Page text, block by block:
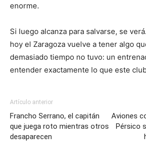
enorme.
Si luego alcanza para salvarse, se
hoy el Zaragoza vuelve a tener algo
demasiado tiempo no tuvo: un
entender exactamente lo que este
Artículo anterior
Francho Serrano, el capitán
que juega roto mientras otros
desaparecen
Aviones
Pérsico